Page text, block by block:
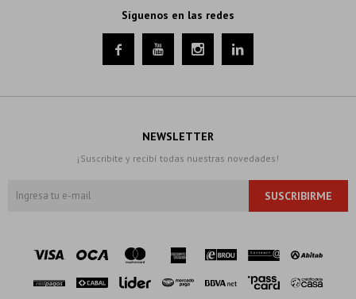
Síguenos en las redes
   
NEWSLETTER
¡Suscribite y recibí todas nuestras novedades!
SUSCRIBIRME